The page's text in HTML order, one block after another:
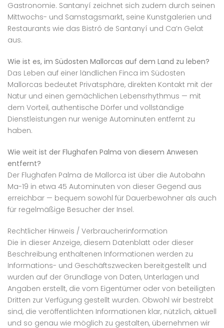
Gastronomie. Santanyí zeichnet sich zudem durch seinen
Mittwochs- und Samstagsmarkt, seine Kunstgalerien und
Restaurants wie das Bistró de Santanyí und Ca’n Gelat
aus.
Wie ist es, im Südosten Mallorcas auf dem Land zu leben?
Das Leben auf einer ländlichen Finca im Südosten
Mallorcas bedeutet Privatsphäre, direkten Kontakt mit der
Natur und einen gemächlichen Lebensrhythmus — mit
dem Vorteil, authentische Dörfer und vollständige
Dienstleistungen nur wenige Autominuten entfernt zu
haben.
Wie weit ist der Flughafen Palma von diesem Anwesen
entfernt?
Der Flughafen Palma de Mallorca ist über die Autobahn
Ma-19 in etwa 45 Autominuten von dieser Gegend aus
erreichbar — bequem sowohl für Dauerbewohner als auch
für regelmäßige Besucher der Insel.
Rechtlicher Hinweis / Verbraucherinformation
Die in dieser Anzeige, diesem Datenblatt oder dieser
Beschreibung enthaltenen Informationen werden zu
Informations- und Geschäftszwecken bereitgestellt und
wurden auf der Grundlage von Daten, Unterlagen und
Angaben erstellt, die vom Eigentümer oder von beteiligten
Dritten zur Verfügung gestellt wurden. Obwohl wir bestrebt
sind, die veröffentlichten Informationen klar, nützlich, aktuell
und so genau wie möglich zu gestalten, übernehmen wir